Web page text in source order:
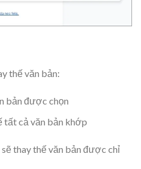
thế văn bản:
bản được chọn
tất cả văn bản khớp
thay thế văn bản được chỉ